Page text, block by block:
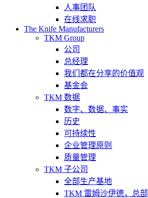
人事团队
在线求职
The Knife Manufacturers
TKM Group
公司
总经理
我们都在分享的价值观
基金会
TKM 数据
数字、数据、事实
历史
可持续性
企业管理原则
质量管理
TKM 子公司
全部生产基地
TKM 雷姆沙伊德，总部